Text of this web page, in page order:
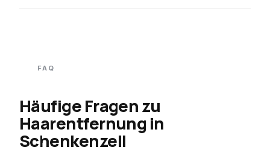
FAQ
Häufige Fragen zu
Haarentfernung in
Schenkenzell